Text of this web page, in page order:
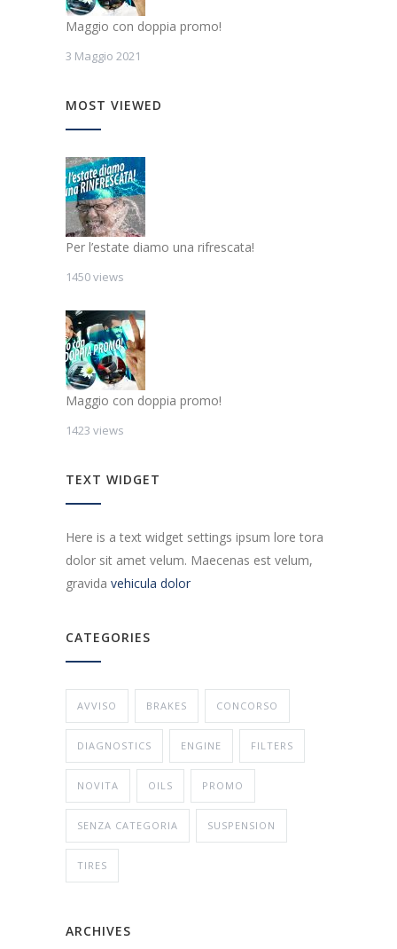
Maggio con doppia promo!
3 Maggio 2021
MOST VIEWED
Per l’estate diamo una rifrescata!
1450 views
Maggio con doppia promo!
1423 views
TEXT WIDGET
Here is a text widget settings ipsum lore tora
dolor sit amet velum. Maecenas est velum,
gravida vehicula dolor
CATEGORIES
AVVISO BRAKES CONCORSO
DIAGNOSTICS ENGINE FILTERS
NOVITA OILS PROMO
SENZA CATEGORIA SUSPENSION
TIRES
ARCHIVES